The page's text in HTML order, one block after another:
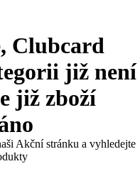
Clubcard
již není
již zboží
Akční stránku a vyhledejte